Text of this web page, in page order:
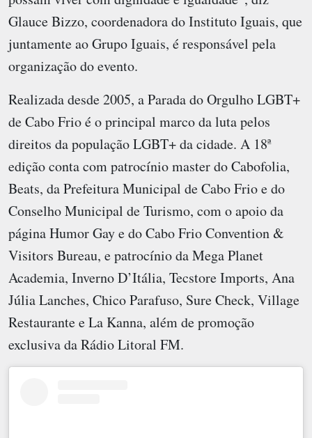
Glauce Bizzo, coordenadora do Instituto Iguais, que
juntamente ao Grupo Iguais, é responsável pela
organização do evento.
Realizada desde 2005, a Parada do Orgulho LGBT+
de Cabo Frio é o principal marco da luta pelos
direitos da população LGBT+ da cidade. A 18ª
edição conta com patrocínio master do Cabofolia,
Beats, da Prefeitura Municipal de Cabo Frio e do
Conselho Municipal de Turismo, com o apoio da
página Humor Gay e do Cabo Frio Convention &
Visitors Bureau, e patrocínio da Mega Planet
Academia, Inverno D’Itália, Tecstore Imports, Ana
Júlia Lanches, Chico Parafuso, Sure Check, Village
Restaurante e La Kanna, além de promoção
exclusiva da Rádio Litoral FM.